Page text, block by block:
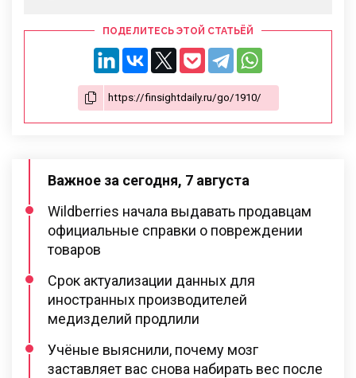
ПОДЕЛИТЕСЬ ЭТОЙ СТАТЬЁЙ
Важное за сегодня, 7 августа
Wildberries начала выдавать продавцам
официальные справки о повреждении
товаров
Срок актуализации данных для
иностранных производителей
медизделий продлили
Учёные выяснили, почему мозг
заставляет вас снова набирать вес после